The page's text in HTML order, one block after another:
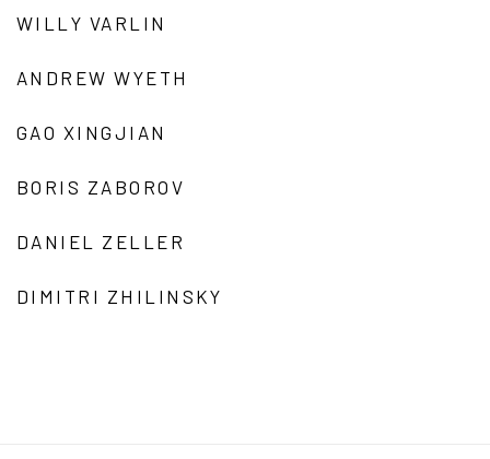
WILLY VARLIN
ANDREW WYETH
GAO XINGJIAN
BORIS ZABOROV
DANIEL ZELLER
DIMITRI ZHILINSKY